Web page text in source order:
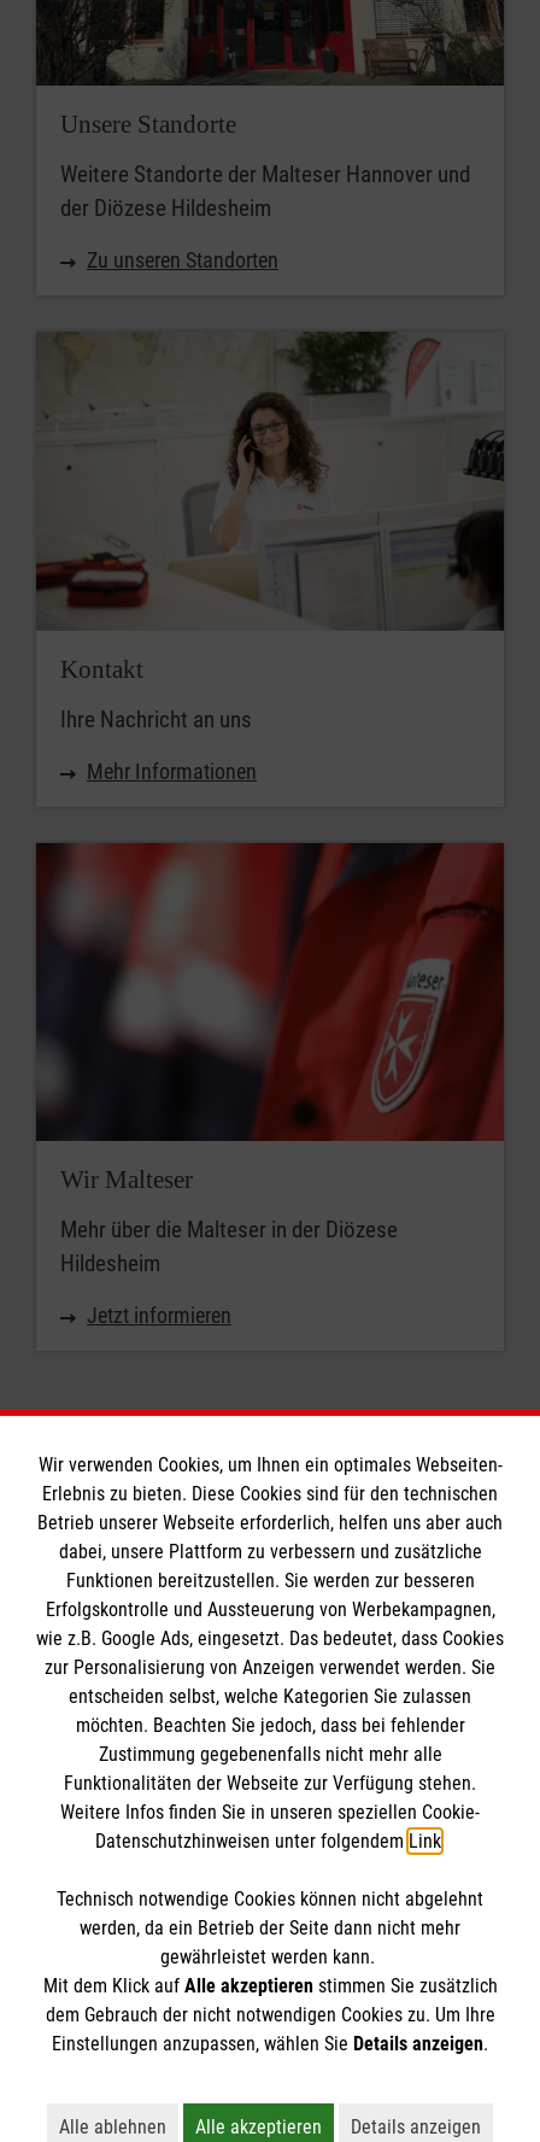
Unsere Standorte
Weitere Standorte der Malteser Hannover und
der Diözese Hildesheim
Zu unseren Standorten
Kontakt
Ihre Nachricht an uns
Mehr Informationen
Wir Malteser
Mehr über die Malteser in der Diözese
Hildesheim
Jetzt informieren
Informationen
Impressum
Datenschutz
Barrierefreiheit
Kontakt
Die Malteser
Malteser in Deutschland
Malteserorden
Sharepoint
Spendenkonto
Bank: Pax-Bank
IBAN: DE26 3706 0120 1201 2091 33
BIC: GENODED1PA7
So finden Sie uns
Ebertstr. 2
30926 Seelze
Email:info.hannover@malteser.org
Der Malteser Hilfsdienst e.V. ist als eingetragene
Gewerbesteuer befreit.
Wir verwenden Cookies, um Ihnen ein optimales Webseiten-
Erlebnis zu bieten. Diese Cookies sind für den technischen
Betrieb unserer Webseite erforderlich, helfen uns aber auch
dabei, unsere Plattform zu verbessern und zusätzliche
Funktionen bereitzustellen. Sie werden zur besseren
Erfolgskontrolle und Aussteuerung von Werbekampagnen,
wie z.B. Google Ads, eingesetzt. Das bedeutet, dass Cookies
zur Personalisierung von Anzeigen verwendet werden. Sie
entscheiden selbst, welche Kategorien Sie zulassen
möchten. Beachten Sie jedoch, dass bei fehlender
Zustimmung gegebenenfalls nicht mehr alle
Funktionalitäten der Webseite zur Verfügung stehen.
Weitere Infos finden Sie in unseren speziellen Cookie-
Datenschutzhinweisen unter folgendem Link.
Technisch notwendige Cookies können nicht abgelehnt
werden, da ein Betrieb der Seite dann nicht mehr
gewährleistet werden kann.
Mit dem Klick auf Alle akzeptierenstimmen Sie zusätzlich
dem Gebrauch der nicht notwendigen Cookies zu. Um Ihre
Einstellungen anzupassen, wählen Sie Details anzeigen.
Alle ablehnen
Alle akzeptieren
Details anzeigen